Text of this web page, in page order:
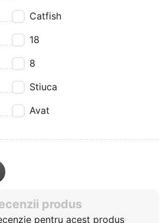
Catfish
18
8
Stiuca
Avat
produs
pentru acest produs